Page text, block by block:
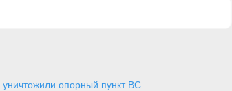
опорный пункт ВС...